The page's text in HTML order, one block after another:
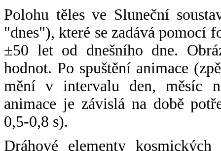
Polohu těles ve Sluneční
"dnes"), které se zadává pomocí
±50 let od dnešního dne.
hodnot. Po spuštění animace
mění v intervalu den, měsíc
animace je závislá na době
0,5-0,8 s).
Dráhové elementy